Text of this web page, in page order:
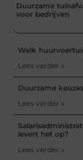
Duurzame
voor bedrijven
Welk
Lees verder »
Duurzame
Lees verder »
levert het op?
Lees verder »